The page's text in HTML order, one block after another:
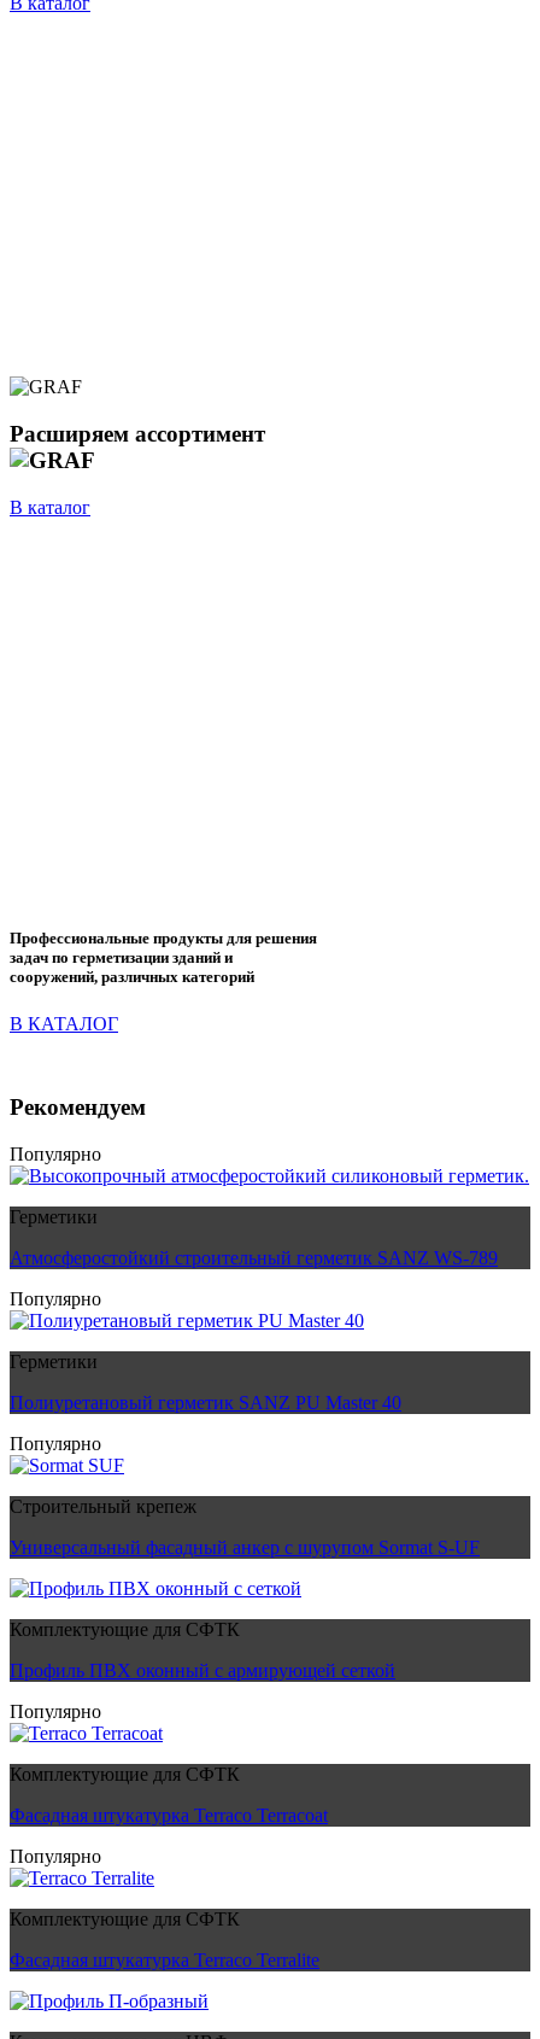
Расширяем ассортимент
В каталог
Профессиональные продукты для решения
задач по герметизации зданий и
сооружений, различных категорий
В КАТАЛОГ
Рекомендуем
Популярно
Герметики
Атмосферостойкий строительный герметик SANZ WS-789
Популярно
Герметики
Полиуретановый герметик SANZ PU Master 40
Популярно
Строительный крепеж
Универсальный фасадный анкер с шурупом Sormat S-UF
Комплектующие для СФТК
Профиль ПВХ оконный с армирующей сеткой
Популярно
Комплектующие для СФТК
Фасадная штукатурка Terraco Terracoat
Популярно
Комплектующие для СФТК
Фасадная штукатурка Terraco Terralite